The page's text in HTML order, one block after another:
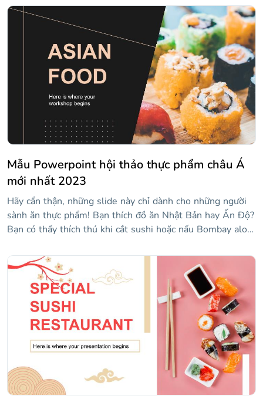
ra như một minitheme. Điều này có nghĩa là bạn sẽ có
khoảng hai mươi slide với tất cả các loại sushi để truyền
đạt các quan điểm và khái niệm của bạn cho khán giả của
bạn. Lý tưởng cho ngành công nghiệp thực phẩm!
Mẫu Powerpoint hội thảo thực phẩm châu Á
mới nhất 2023
Hãy cẩn thận, những slide này chỉ dành cho những người
sành ăn thực phẩm! Bạn thích đồ ăn Nhật Bản hay Ấn Độ?
Bạn có thấy thích thú khi cắt sushi hoặc nấu Bombay aloo
Sau đó, hãy thử trình bày hội thảo của chúng tôi và chuẩn
bị sẵn sàng dao của bạn!